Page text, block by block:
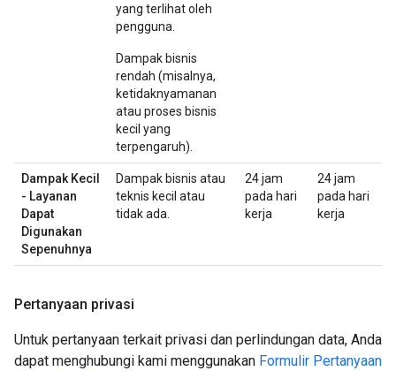
yang terlihat oleh
pengguna.
Dampak bisnis
rendah (misalnya,
ketidaknyamanan
atau proses bisnis
kecil yang
terpengaruh).
Dampak Kecil
- Layanan
Dapat
Digunakan
Sepenuhnya
Dampak bisnis atau
teknis kecil atau
tidak ada.
24 jam
pada hari
kerja
24 jam
pada hari
kerja
Pertanyaan privasi
Untuk pertanyaan terkait privasi dan perlindungan data, Anda
dapat menghubungi kami menggunakan Formulir Pertanyaan